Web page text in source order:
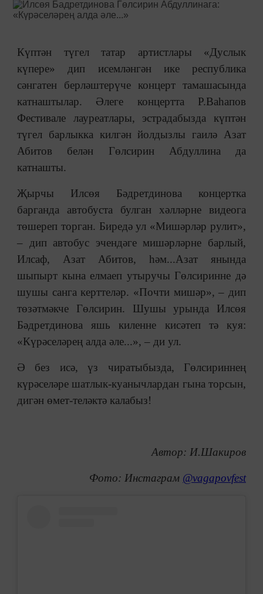
Күптән түгел татар артистлары «Дуслык
күпере» дип исемләнгән ике республика
сәнгатен берләштерүче концерт тамашасында
катнаштылар. Әлеге концертта Р.Ваһапов
Фестивале лауреатлары, эстрадабызда күптән
түгел барлыкка килгән йолдызлы гаилә Азат
Абитов белән Гөлсирин Абдуллина да
катнашты.
Җырчы Илсөя Бәдретдинова концертка
барганда автобуста булган хәлләрне видеога
төшереп торган. Биредә ул «Мишәрләр рулит»,
– дип автобус эчендәге мишәрләрне барлый,
Илсаф, Азат Абитов, һәм...Азат янында
шыпырт кына елмаеп утыручы Гөлсиринне дә
шушы санга керттеләр. «Почти мишәр», – дип
төзәтмәкче Гөлсирин. Шушы урында Илсөя
Бәдретдинова яшь киленне кисәтеп тә куя:
«Күрәселәрең алда әле...», – ди ул.
Ә без исә, үз чиратыбызда, Гөлсириннең
күрәселәре шатлык-куанычлардан гына торсын,
дигән өмет-теләктә калабыз!
Автор: И.Шакиров
Фото: Инстаграм @vagapovfest